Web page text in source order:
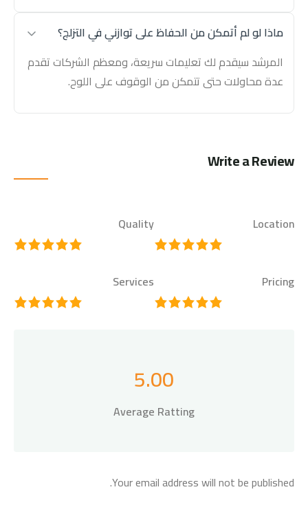
ماذا لو لم أتمكن من الحفاظ على توازني في التزلج؟
المرشد سيقدم لك تعليمات سريعة، ومعظم الشركات تقدم
عدة محاولات حتى تتمكن من الوقوف على اللوح.
Write a Review
Quality Location
Services Pricing
5.00
Average Ratting
Your email address will not be published.